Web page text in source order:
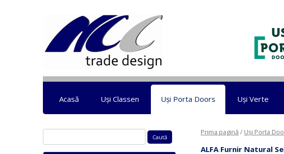
Acasă Uși Classen Uși Porta Doors Uși Verte
Prima pagină / Uși Porta
ALFA Furnir Natural
după: